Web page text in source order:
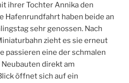
ihrer Tochter Annika den
Hafenrundfahrt haben beide an
sehr genossen. Nach
zieht es sie erneut
passieren eine der schmalen
direkt am
öffnet sich auf ein